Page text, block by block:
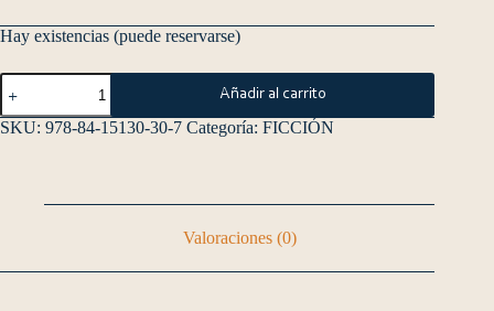
Hay existencias (puede reservarse)
Añadir al carrito
SKU: 978-84-15130-30-7 Categoría: FICCIÓN
Valoraciones (0)